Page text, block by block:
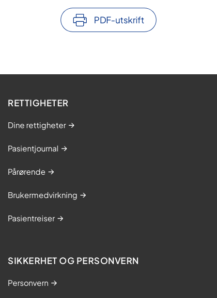
PDF-utskrift
RETTIGHETER
Dine rettigheter
Pasientjournal
Pårørende
Brukermedvirkning
Pasientreiser
SIKKERHET OG PERSONVERN
Personvern